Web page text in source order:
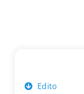
Edito